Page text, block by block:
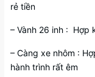
rẻ tiền
– Vành 26 inh : Hợp
– Càng xe nhôm :
hành trình rất êm